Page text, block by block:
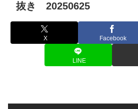
抜き 20250625
X Facebook
LINE